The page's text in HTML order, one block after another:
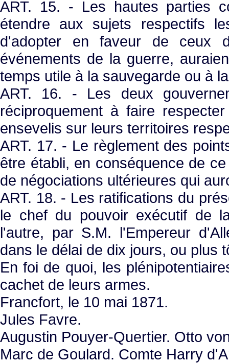
ART. 15. - Les hautes parties
étendre aux sujets respectifs
d'adopter en faveur de ceux
événements de la guerre,
temps utile à la sauvegarde ou à
ART. 16. - Les deux
réciproquement à faire
ensevelis sur leurs territoires
ART. 17. - Le règlement des
être établi, en conséquence de
de négociations ultérieures qui
ART. 18. - Les ratifications du
le chef du pouvoir exécutif de
l'autre, par S.M. l'Empereur
dans le délai de dix jours, ou plus
En foi de quoi, les
cachet de leurs armes.
Francfort, le 10 mai 1871.
Jules Favre.
Augustin Pouyer-Quertier. Otto
Marc de Goulard. Comte Harry